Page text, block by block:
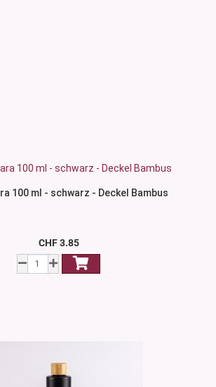
100 ml - schwarz - Deckel Bambus
CHF 3.85